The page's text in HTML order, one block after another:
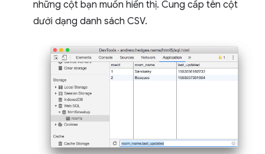
những cột bạn muốn hiển thị. Cung cấp tên cột
dưới dạng danh sách CSV.